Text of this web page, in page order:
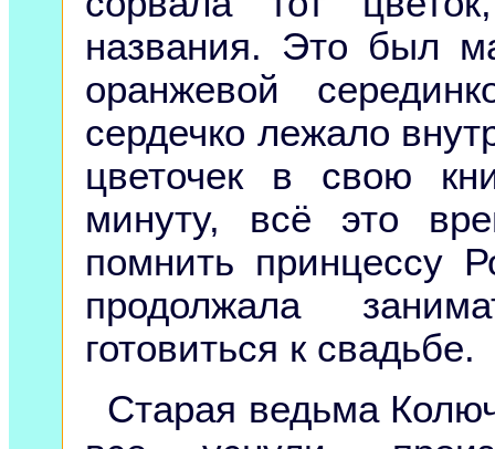
названия. Это был
оранжевой
сердечко лежало
цветочек в свою
минуту, всё это
помнить принцессу
продолжала
готовиться к свадьбе.
Старая ведьма